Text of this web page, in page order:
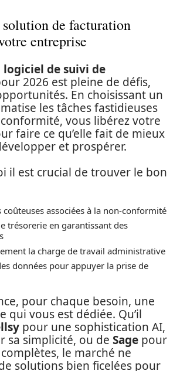
de facturation
entreprise
logiciel de suivi de
2026 est pleine de défis,
En choisissant un
les tâches fastidieuses
vous libérez votre
faire ce qu’elle fait de mieux
et prospérer.
il est crucial de trouver le bon
associées à la non-conformité
trésorerie en garantissant des
la charge de travail administrative
données pour appuyer la prise de
pour chaque besoin, une
qui vous est dédiée. Qu’il
pour une sophistication AI,
sa simplicité, ou de Sage pour
le marché ne
solutions bien ficelées pour